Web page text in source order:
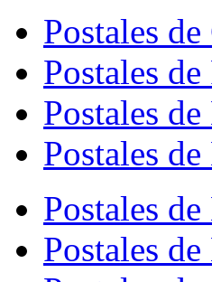
Postales
Postales
Postales de
Postales
Postales
Postales